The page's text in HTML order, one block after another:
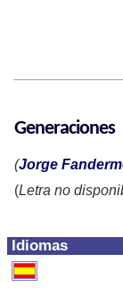
Idiomas
Generaciones
(Jorge
(Letra no